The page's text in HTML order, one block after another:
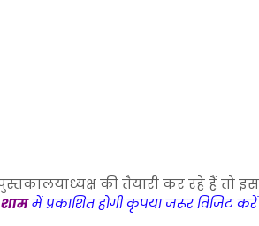
की तैयारी कर रहे हैं तो
शाममें प्रकाशित होगी कृपया जरूर विजिट करें